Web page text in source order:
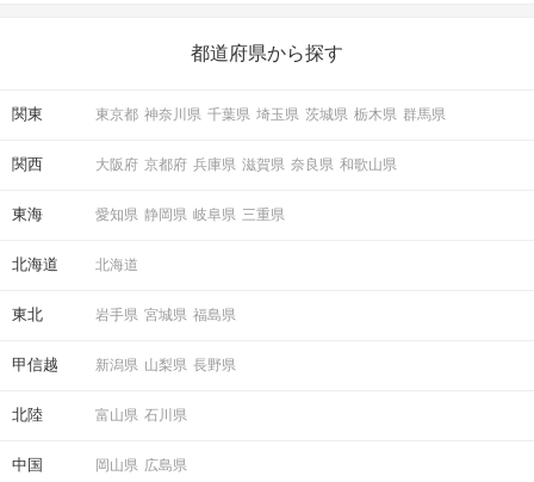
の楽しいことアイデアを集めました♪ いままさに楽しいことを探し
都道府県から探す
関東 東京都 神奈川県 千葉県 埼玉県 茨城県 栃木県 群馬県
関西 大阪府 京都府 兵庫県 滋賀県 奈良県 和歌山県
東海 愛知県 静岡県 岐阜県 三重県
北海道 北海道
東北 岩手県 宮城県 福島県
甲信越 新潟県 山梨県 長野県
北陸 富山県 石川県
中国 岡山県 広島県